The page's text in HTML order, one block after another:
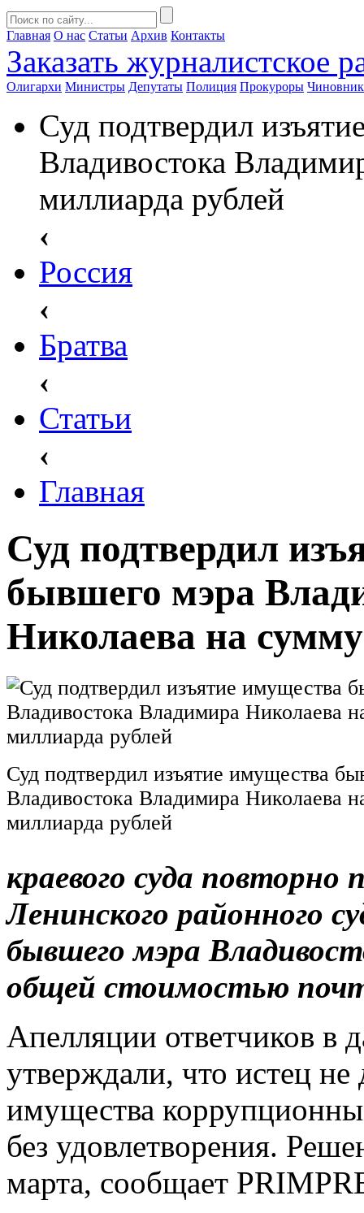
Главная О нас Статьи Архив Контакты
Заказать журналистское
Олигархи Министры Депутаты Полиция Прокуроры
Суд подтвердил
Владивостока
миллиарда рублей
‹
Россия
‹
Братва
‹
Статьи
‹
Главная
Суд подтвердил
бывшего мэра
Николаева на
Суд подтвердил изъятие имущества
Владивостока Владимира Николаева
миллиарда рублей
краевого суда повторно
Ленинского районного
бывшего мэра
общей стоимостью
Апелляции ответчиков в
утверждали, что истец не
имущества
без удовлетворения.
марта, сообщает